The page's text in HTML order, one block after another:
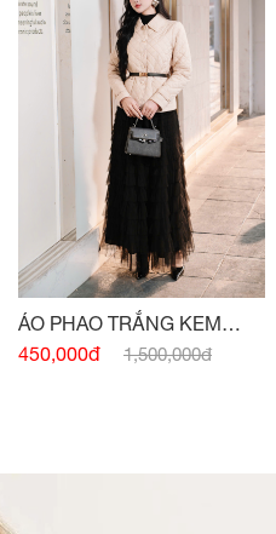
ÁO PHAO TRẮNG KEM
SIÊU NHẸ
450,000đ 1,500,000đ